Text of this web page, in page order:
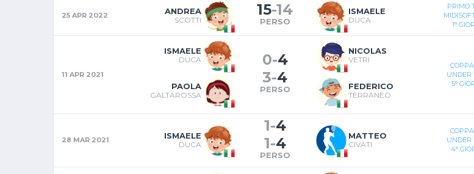
25 APR 2022 ANDREA
SCOTTI
15-14
PERSO
ISMAELE
DUCA
PRIMO
1°
11 APR 2021
ISMAELE
DUCA
PAOLA
GALTAROSSA
0-4
3-4
PERSO
NICOLAS
VETRI
FEDERICO
TERRANEO
UNDER
5°
28 MAR 2021 ISMAELE
DUCA
1-4
1-4
PERSO
MATTEO
CIVATI
UNDER
4°